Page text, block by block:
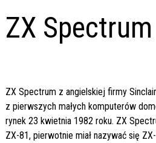
ZX Spectrum
ZX Spectrum z angielskiej firmy
z pierwszych małych komputerów
rynek 23 kwietnia 1982 roku. ZX
ZX-81, pierwotnie miał nazywać się